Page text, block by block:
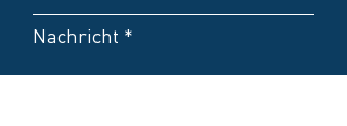
Nachricht